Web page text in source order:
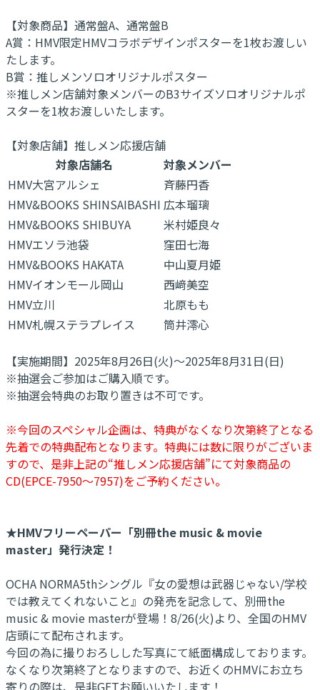
【対象商品】通常盤A、通常盤B
A賞：HMV限定HMVコラボデザインポスターを1枚お渡しい
たします。
B賞：推しメンソロオリジナルポスター
※推しメン店舗対象メンバーのB3サイズソロオリジナルポ
スターを1枚お渡しいたします。
【対象店舗】推しメン応援店舗
対象店舗名
対象メンバー
HMV大宮アルシェ
斉藤円香
HMV&BOOKS SHINSAIBASHI 広本瑠璃
HMV&BOOKS SHIBUYA
米村姫良々
HMVエソラ池袋
窪田七海
HMV&BOOKS HAKATA
中山夏月姫
HMVイオンモール岡山
西﨑美空
HMV立川
北原もも
HMV札幌ステラプレイス
筒井澪心
【実施期間】2025年8月26日(火)～2025年8月31日(日)
※抽選会ご参加はご購入順です。
※抽選会特典のお取り置きは不可です。
※今回のスペシャル企画は、特典がなくなり次第終了となる
先着での特典配布となります。特典には数に限りがございま
すので、是非上記の“推しメン応援店舗”にて対象商品の
CD(EPCE-7950～7957)をご予約ください。
★HMVフリーペーパー「別冊the music & movie
master」発行決定！
OCHA NORMA5thシングル『女の愛想は武器じゃない/学校
では教えてくれないこと』の発売を記念して、別冊the
music & movie masterが登場！8/26(火)より、全国のHMV
店頭にて配布されます。
今回の為に撮りおろしした写真にて紙面構成しております。
なくなり次第終了となりますので、お近くのHMVにお立ち
寄りの際は、是非GETお願いいたします！